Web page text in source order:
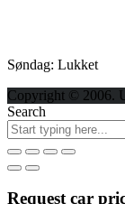
Søndag: Lukket
Copyright © 2006.
Search
Request car